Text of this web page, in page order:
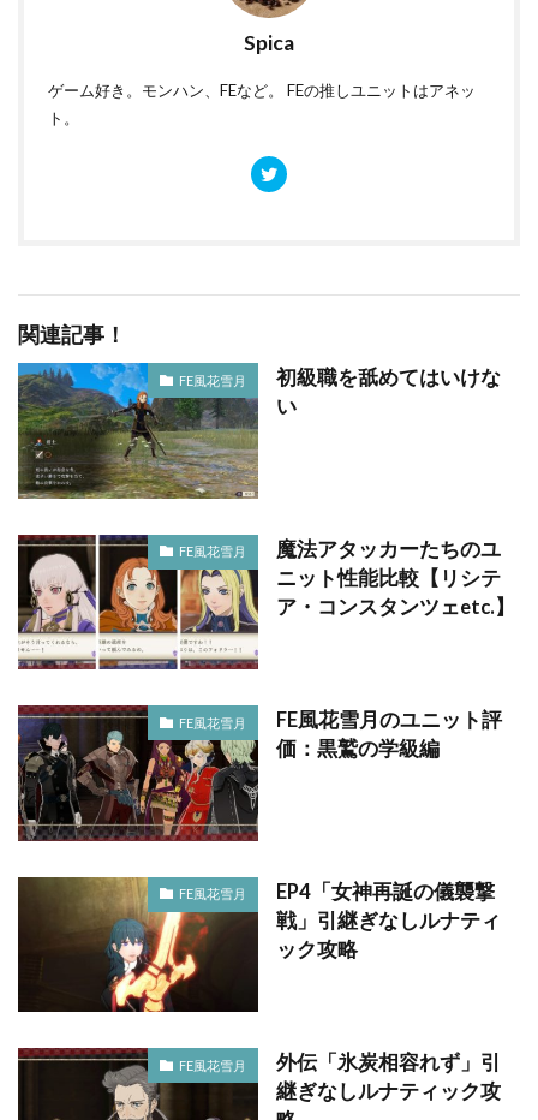
Spica
ゲーム好き。モンハン、FEなど。 FEの推しユニットはアネッ
ト。
関連記事！
FE風花雪月
初級職を舐めてはいけな
い
FE風花雪月
魔法アタッカーたちのユ
ニット性能比較【リシテ
ア・コンスタンツェetc.】
FE風花雪月
FE風花雪月のユニット評
価：黒鷲の学級編
FE風花雪月
EP4「女神再誕の儀襲撃
戦」引継ぎなしルナティ
ック攻略
FE風花雪月
外伝「氷炭相容れず」引
継ぎなしルナティック攻